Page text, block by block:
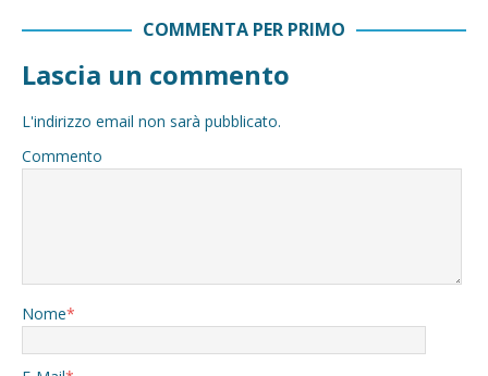
COMMENTA PER PRIMO
Lascia un commento
L'indirizzo email non sarà pubblicato.
Commento
Nome*